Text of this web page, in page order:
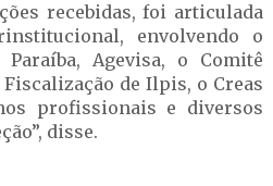
recebidas, foi articulada
envolvendo o
Agevisa, o Comitê
de Ilpis, o Creas
profissionais e diversos
disse.